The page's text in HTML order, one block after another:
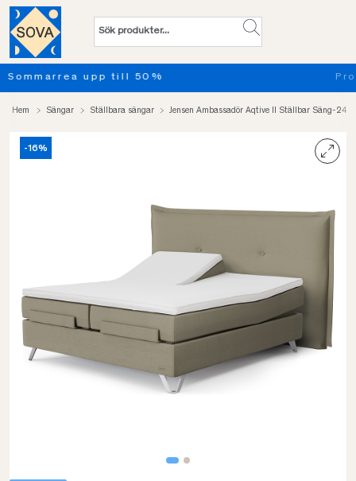
Provsov upp till 100 nätter. Läs mer
Hem Sängar Ställbara sängar Jensen Ambassadör Aqtive II Ställbar Säng-24
-16%